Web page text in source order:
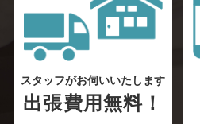
スタッフがお伺いいたします
出張費用無料！